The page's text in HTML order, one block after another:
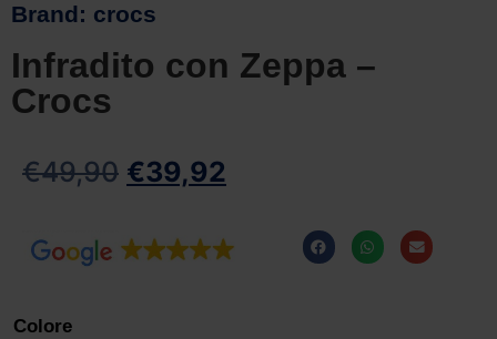
Brand: crocs
Infradito con Zeppa –
Crocs
€49,90 €39,92
Colore